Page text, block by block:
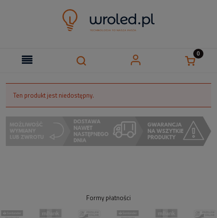
Ten produkt jest niedostępny.
Formy płatności